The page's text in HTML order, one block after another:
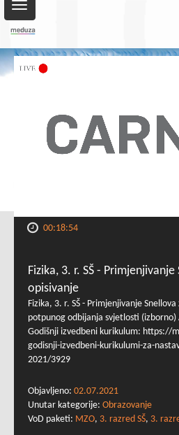
Toggle
navigation
00:18:54
Fizika, 3. r. SŠ -
opisivanje
Fizika, 3. r. SŠ - Primjenjivanje
potpunog odbijanja svjetlosti
Godišnji izvedbeni kurikulum: https://
godisnji-izvedbeni-kurikulumi-za-
2021/3929
Objavljeno: 02.07.2021
Unutar kategorije: Obrazovanje
VoD paketi: MZO, 3. razred SŠ, 3.